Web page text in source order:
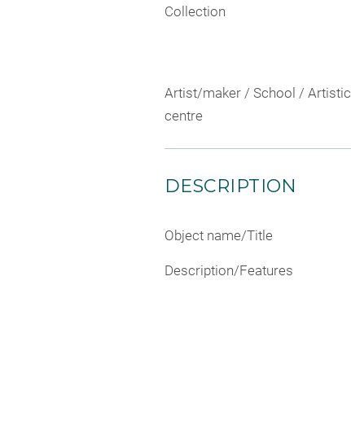
Collection
Artist/maker / School / Artistic
centre
DESCRIPTION
Object name/Title
Description/Features